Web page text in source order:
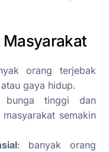
Masyarakat
orang terjebak
gaya hidup.
tinggi dan
semakin
: banyak orang